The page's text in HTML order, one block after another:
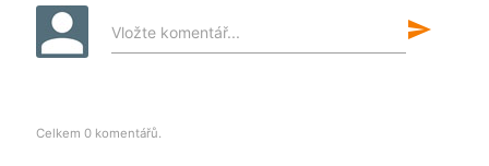
Vložte komentář... send
Celkem 0 komentářů.